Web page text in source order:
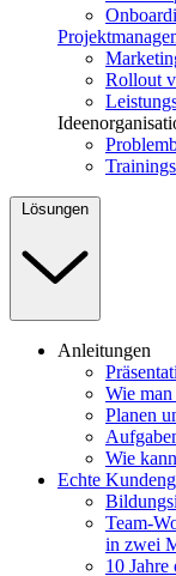
Rollout
Lösungen
Anleitungen
Wie
Planen
Wie
Echte
Team-
in zwei
10